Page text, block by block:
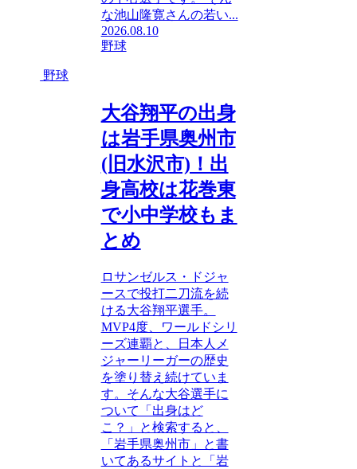
な池山隆寛さんの若い...
2026.08.10
野球
野球
大谷翔平の出身
は岩手県奥州市
(旧水沢市)！出
身高校は花巻東
で小中学校もま
とめ
ロサンゼルス・ドジャ
ースで投打二刀流を続
ける大谷翔平選手。
MVP4度、ワールドシリ
ーズ連覇と、日本人メ
ジャーリーガーの歴史
を塗り替え続けていま
す。そんな大谷選手に
ついて「出身はど
こ？」と検索すると、
「岩手県奥州市」と書
いてあるサイトと「岩